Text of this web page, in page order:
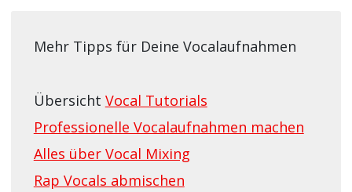
Mehr Tipps für Deine Vocalaufnahmen
Übersicht Vocal Tutorials
Professionelle Vocalaufnahmen machen
Alles über Vocal Mixing
Rap Vocals abmischen